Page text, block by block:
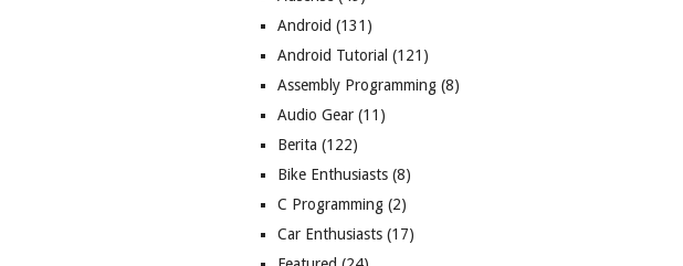
Android (131)
Android Tutorial (121)
Assembly Programming (8)
Audio Gear (11)
Berita (122)
Bike Enthusiasts (8)
C Programming (2)
Car Enthusiasts (17)